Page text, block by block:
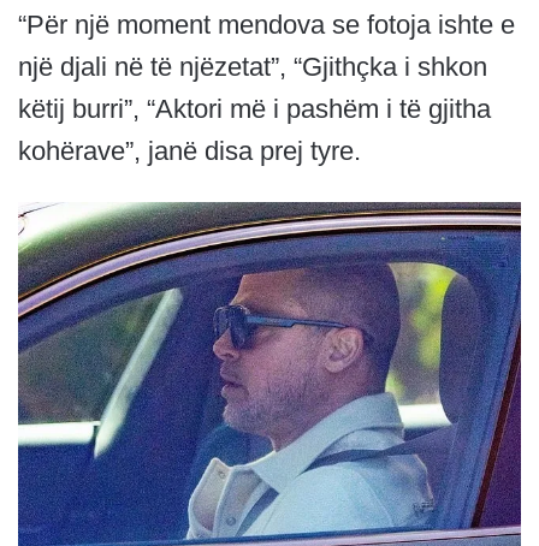
“Për një moment mendova se fotoja ishte e
një djali në të njëzetat”, “Gjithçka i shkon
këtij burri”, “Aktori më i pashëm i të gjitha
kohërave”, janë disa prej tyre.